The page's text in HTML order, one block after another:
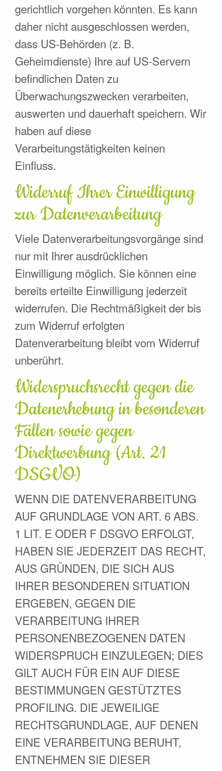
gerichtlich vorgehen könnten. Es kann
daher nicht ausgeschlossen werden,
dass US-Behörden (z. B.
Geheimdienste) Ihre auf US-Servern
befindlichen Daten zu
Überwachungszwecken verarbeiten,
auswerten und dauerhaft speichern. Wir
haben auf diese
Verarbeitungstätigkeiten keinen
Einfluss.
Widerruf Ihrer Einwilligung
zur Datenverarbeitung
Viele Datenverarbeitungsvorgänge sind
nur mit Ihrer ausdrücklichen
Einwilligung möglich. Sie können eine
bereits erteilte Einwilligung jederzeit
widerrufen. Die Rechtmäßigkeit der bis
zum Widerruf erfolgten
Datenverarbeitung bleibt vom Widerruf
unberührt.
Widerspruchsrecht gegen die
Datenerhebung in besonderen
Fällen sowie gegen
Direktwerbung (Art. 21
DSGVO)
WENN DIE DATENVERARBEITUNG
AUF GRUNDLAGE VON ART. 6 ABS.
1 LIT. E ODER F DSGVO ERFOLGT,
HABEN SIE JEDERZEIT DAS RECHT,
AUS GRÜNDEN, DIE SICH AUS
IHRER BESONDEREN SITUATION
ERGEBEN, GEGEN DIE
VERARBEITUNG IHRER
PERSONENBEZOGENEN DATEN
WIDERSPRUCH EINZULEGEN; DIES
GILT AUCH FÜR EIN AUF DIESE
BESTIMMUNGEN GESTÜTZTES
PROFILING. DIE JEWEILIGE
RECHTSGRUNDLAGE, AUF DENEN
EINE VERARBEITUNG BERUHT,
ENTNEHMEN SIE DIESER